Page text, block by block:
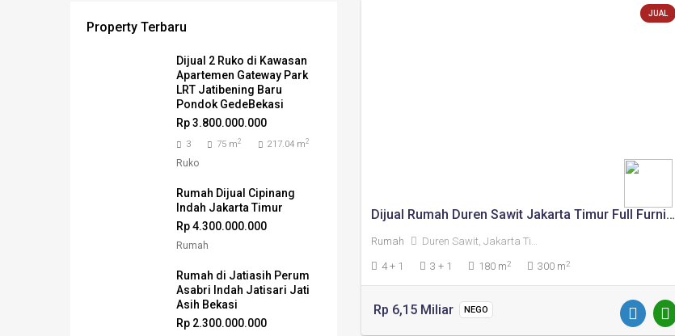
JUAL
Dijual Rumah Duren Sawit Jakarta Timur Full Furnished
Rumah Duren Sawit, Jakarta Timur
4 + 1 3 + 1 180 m2 300 m2
Rp 6,15 Miliar NEGO
Property Terbaru
Dijual 2 Ruko di Kawasan
Apartemen Gateway Park
LRT Jatibening Baru
Pondok GedeBekasi
Rp 3.800.000.000
3 75 m2 217.04 m2
Ruko
Rumah Dijual Cipinang
Indah Jakarta Timur
Rp 4.300.000.000
Rumah
Rumah di Jatiasih Perum
Asabri Indah Jatisari Jati
Asih Bekasi
Rp 2.300.000.000